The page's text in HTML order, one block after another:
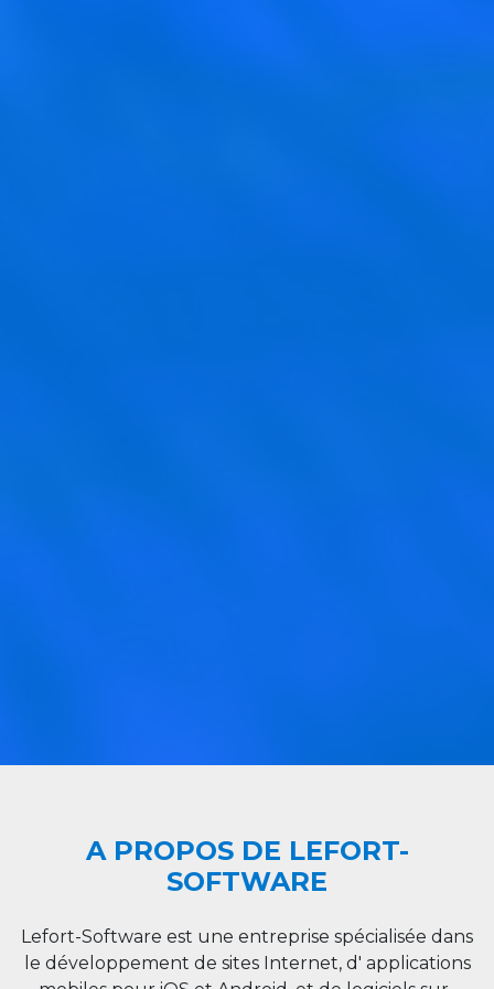
A PROPOS DE LEFORT-
SOFTWARE
Lefort-Software est une entreprise spécialisée dans
le développement de sites Internet, d' applications